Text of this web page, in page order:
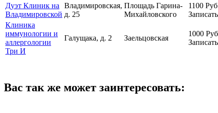
Дуэт Клиник на
Владимировской
Владимировская,
д. 25
Площадь Гарина-
Михайловского
1100
Клиника
иммунологии и
аллергологии
Три И
Галущака, д. 2 Заельцовская
1000
Вас так же может заинтересовать: